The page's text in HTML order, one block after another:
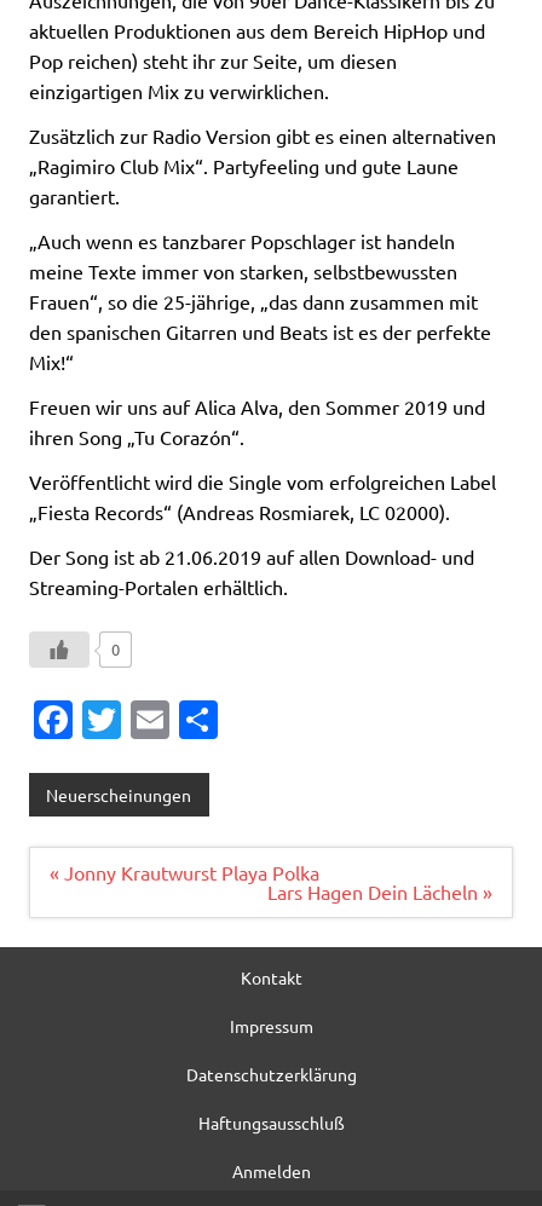
aktuellen Produktionen aus dem Bereich HipHop und
Pop reichen) steht ihr zur Seite, um diesen
einzigartigen Mix zu verwirklichen.
Zusätzlich zur Radio Version gibt es einen alternativen
„Ragimiro Club Mix“. Partyfeeling und gute Laune
garantiert.
„Auch wenn es tanzbarer Popschlager ist handeln
meine Texte immer von starken, selbstbewussten
Frauen“, so die 25-jährige, „das dann zusammen mit
den spanischen Gitarren und Beats ist es der perfekte
Mix!“
Freuen wir uns auf Alica Alva, den Sommer 2019 und
ihren Song „Tu Corazón“.
Veröffentlicht wird die Single vom erfolgreichen Label
„Fiesta Records“ (Andreas Rosmiarek, LC 02000).
Der Song ist ab 21.06.2019 auf allen Download- und
Streaming-Portalen erhältlich.
0
Fa
e
b
o
o
k
T
it
te
r
E
ai
l
n
Neuerscheinungen
Beitragsnavigation
« Jonny Krautwurst Playa Polka
Lars Hagen Dein Lächeln »
Kontakt
Impressum
Datenschutzerklärung
Haftungsausschluß
Anmelden